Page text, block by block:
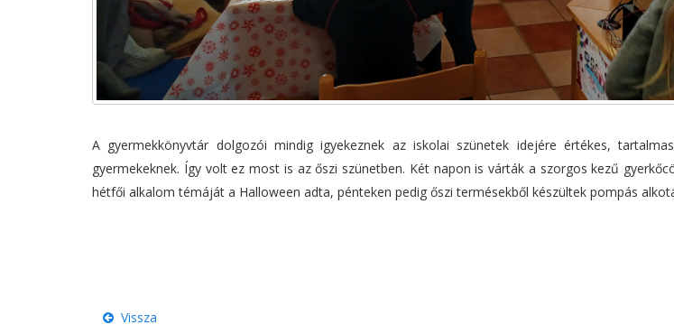
A gyermekkönyvtár dolgozói mindig igyekeznek az iskolai szünetek idejére értékes,
gyermekeknek. Így volt ez most is az őszi szünetben. Két napon is várták a szorgos kezű
hétfői alkalom témáját a Halloween adta, pénteken pedig őszi termésekből készültek pompás
Vissza